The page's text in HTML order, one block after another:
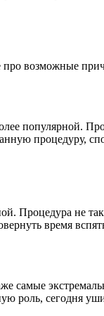
про возможные
популярной.
процедуру,
Процедура не
время
самые
роль,